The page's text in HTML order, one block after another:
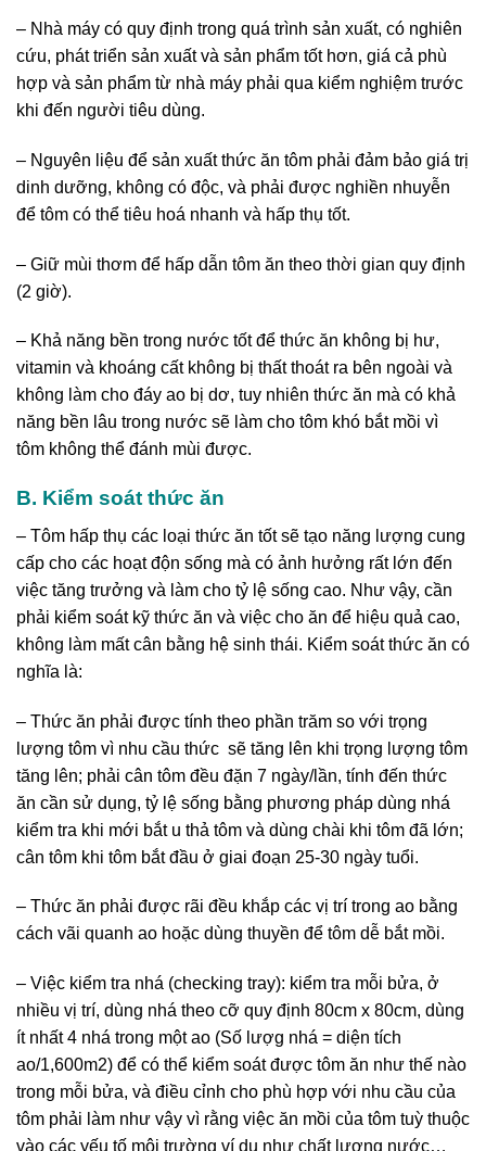
– Nhà máy có quy định trong quá trình sản xuất, có nghiên
cứu, phát triển sản xuất và sản phẩm tốt hơn, giá cả phù
hợp và sản phẩm từ nhà máy phải qua kiểm nghiệm trước
khi đến người tiêu dùng.
– Nguyên liệu để sản xuất thức ăn tôm phải đảm bảo giá trị
dinh dưỡng, không có độc, và phải được nghiền nhuyễn
để tôm có thể tiêu hoá nhanh và hấp thụ tốt.
– Giữ mùi thơm để hấp dẫn tôm ăn theo thời gian quy định
(2 giờ).
– Khả năng bền trong nước tốt để thức ăn không bị hư,
vitamin và khoáng cất không bị thất thoát ra bên ngoài và
không làm cho đáy ao bị dơ, tuy nhiên thức ăn mà có khả
năng bền lâu trong nước sẽ làm cho tôm khó bắt mồi vì
tôm không thể đánh mùi được.
B. Kiểm soát thức ăn
– Tôm hấp thụ các loại thức ăn tốt sẽ tạo năng lượng cung
cấp cho các hoạt độn sống mà có ảnh hưởng rất lớn đến
việc tăng trưởng và làm cho tỷ lệ sống cao. Như vậy, cần
phải kiểm soát kỹ thức ăn và việc cho ăn để hiệu quả cao,
không làm mất cân bằng hệ sinh thái. Kiểm soát thức ăn có
nghĩa là:
– Thức ăn phải được tính theo phần trăm so với trọng
lượng tôm vì nhu cầu thức sẽ tăng lên khi trọng lượng tôm
tăng lên; phải cân tôm đều đặn 7 ngày/lần, tính đến thức
ăn cần sử dụng, tỷ lệ sống bằng phương pháp dùng nhá
kiểm tra khi mới bắt u thả tôm và dùng chài khi tôm đã lớn;
cân tôm khi tôm bắt đầu ở giai đoạn 25-30 ngày tuổi.
– Thức ăn phải được rãi đều khắp các vị trí trong ao bằng
cách vãi quanh ao hoặc dùng thuyền để tôm dễ bắt mồi.
– Việc kiểm tra nhá (checking tray): kiểm tra mỗi bửa, ở
nhiều vị trí, dùng nhá theo cỡ quy định 80cm x 80cm, dùng
ít nhất 4 nhá trong một ao (Số lượg nhá = diện tích
ao/1,600m2) để có thể kiểm soát được tôm ăn như thế nào
trong mỗi bửa, và điều cỉnh cho phù hợp với nhu cầu của
tôm phải làm như vậy vì rằng việc ăn mồi của tôm tuỳ thuộc
vào các yếu tố môi trường ví dụ như chất lượng nước…